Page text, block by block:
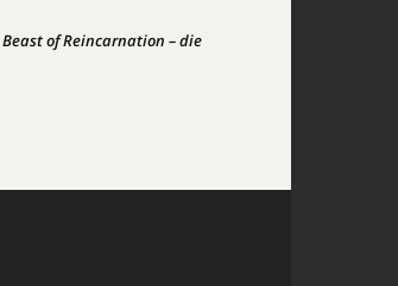
Beast of Reincarnation – die